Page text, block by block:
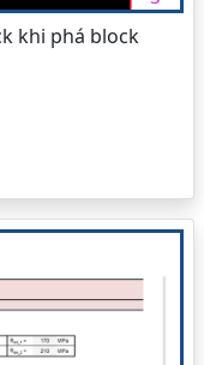
khi phá block